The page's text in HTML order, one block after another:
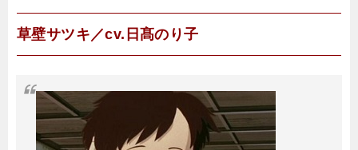
草壁サツキ／cv.日髙のり子